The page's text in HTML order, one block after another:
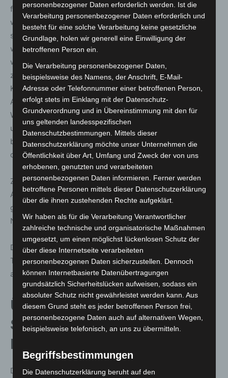
für den Einsatz gebündelt, zudem war die Anschaffung
weiterer Maschinen möglich. Nach der EXPO dann
standen diese Motorräder unseren Staffeln für
weitergehende Einsätze zur Verfügung. Das war ein
weiterer, wesentlicher Schritt, sich untereinander, aber
zunehmend auch mit den verschiedenen
Kooperationspartnern der Polizei und später auch dem
ADAC zu vernetzen. Seit dieser Zeit sind eine ständige
Weiterentwicklung und wachsende Qualifikationen
unserer ehrenamtlichen Fahrerinnen und Fahrer zu
beobachten. Das betrifft ihre Fahrsicherheit ebenso wie
die schnelle Reaktion in kritischen Situationen.“
Zudem betonte Radmacher: „Eine zeitgemäße
Ausrüstung für Mensch und Maschine ist erforderlich,
gleiches gilt für die rettungsdienstliche Ausstattung im
Notfall.“
Die Johanniter investieren jährlich rund 100.000 Euro in
Technik und Material. Viele Staffeln setzen sich auch
aktiv für weitere Sponsoren und Unterstützer ein.
Über 5.000 ehrenamtliche
Stunden und fast 1.000
Hilfeleistungen in 2024
Die Zahlen sprechen für sich: In der vergangenen Saison
personenbezogener Daten erforderlich werden. Ist die
Verarbeitung personenbezogener Daten erforderlich und
besteht für eine solche Verarbeitung keine gesetzliche
Grundlage, holen wir generell eine Einwilligung der
betroffenen Person ein.
Die Verarbeitung personenbezogener Daten,
beispielsweise des Namens, der Anschrift, E-Mail-
Adresse oder Telefonnummer einer betroffenen Person,
erfolgt stets im Einklang mit der Datenschutz-
Grundverordnung und in Übereinstimmung mit den für
uns geltenden landesspezifischen
Datenschutzbestimmungen. Mittels dieser
Datenschutzerklärung möchte unser Unternehmen die
Öffentlichkeit über Art, Umfang und Zweck der von uns
erhobenen, genutzten und verarbeiteten
personenbezogenen Daten informieren. Ferner werden
betroffene Personen mittels dieser Datenschutzerklärung
über die ihnen zustehenden Rechte aufgeklärt.
Wir haben als für die Verarbeitung Verantwortlicher
zahlreiche technische und organisatorische Maßnahmen
umgesetzt, um einen möglichst lückenlosen Schutz der
über diese Internetseite verarbeiteten
personenbezogenen Daten sicherzustellen. Dennoch
können Internetbasierte Datenübertragungen
grundsätzlich Sicherheitslücken aufweisen, sodass ein
absoluter Schutz nicht gewährleistet werden kann. Aus
diesem Grund steht es jeder betroffenen Person frei,
personenbezogene Daten auch auf alternativen Wegen,
beispielsweise telefonisch, an uns zu übermitteln.
Begriffsbestimmungen
Die Datenschutzerklärung beruht auf den